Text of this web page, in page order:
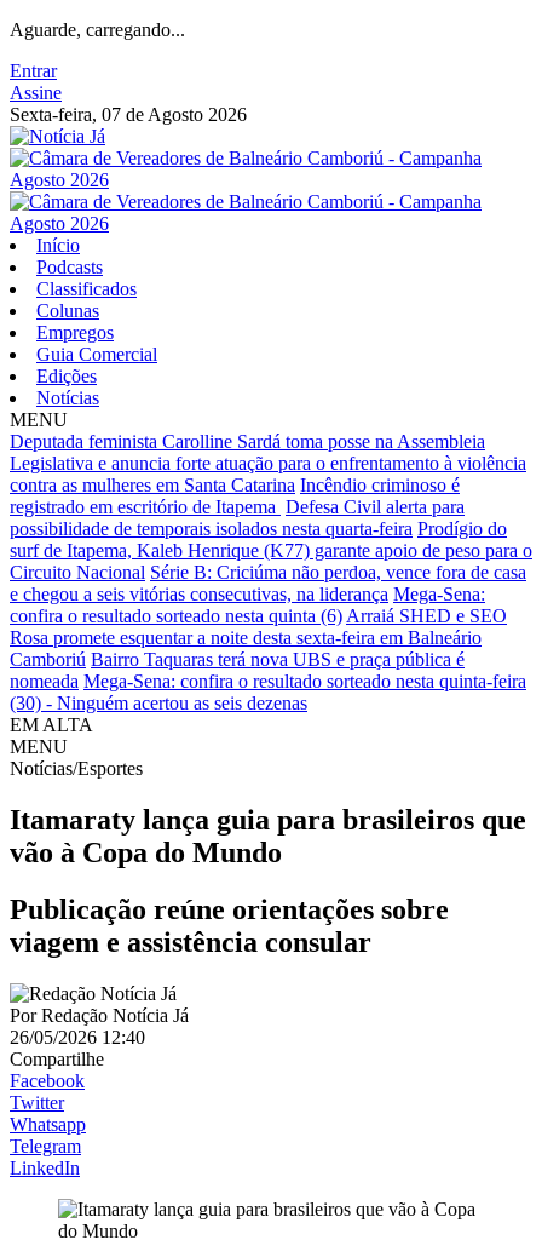
Aguarde, carregando...
Entrar
Assine
Sexta-feira, 07 de Agosto 2026
Início
Podcasts
Classificados
Colunas
Empregos
Guia Comercial
Edições
Notícias
MENU
Deputada feminista Carolline Sardá toma posse na Assembleia
Legislativa e anuncia forte atuação para o enfrentamento à violência
contra as mulheres em Santa Catarina Incêndio criminoso é
registrado em escritório de Itapema Defesa Civil alerta para
possibilidade de temporais isolados nesta quarta-feira Prodígio do
surf de Itapema, Kaleb Henrique (K77) garante apoio de peso para o
Circuito Nacional Série B: Criciúma não perdoa, vence fora de casa
e chegou a seis vitórias consecutivas, na liderança Mega-Sena:
confira o resultado sorteado nesta quinta (6) Arraiá SHED e SEO
Rosa promete esquentar a noite desta sexta-feira em Balneário
Camboriú Bairro Taquaras terá nova UBS e praça pública é
nomeada Mega-Sena: confira o resultado sorteado nesta quinta-feira
(30) - Ninguém acertou as seis dezenas
EM ALTA
MENU
Notícias/Esportes
Itamaraty lança guia para brasileiros que
vão à Copa do Mundo
Publicação reúne orientações sobre
viagem e assistência consular
PorRedação Notícia Já
26/05/2026 12:40
Compartilhe
Facebook
Twitter
Whatsapp
Telegram
LinkedIn